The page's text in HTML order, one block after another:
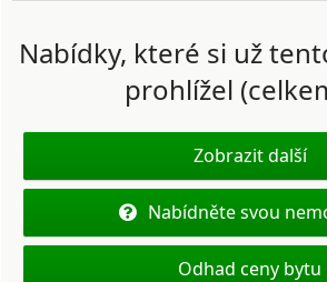
Nabídky, které si už
prohlížel
Zobrazit další
Nabídněte svou
Odhad ceny bytu